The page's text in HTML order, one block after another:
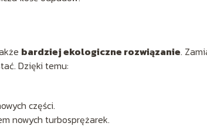
bardziej ekologiczne rozwiązanie.
Dzięki temu:
części.
nowych turbosprężarek.